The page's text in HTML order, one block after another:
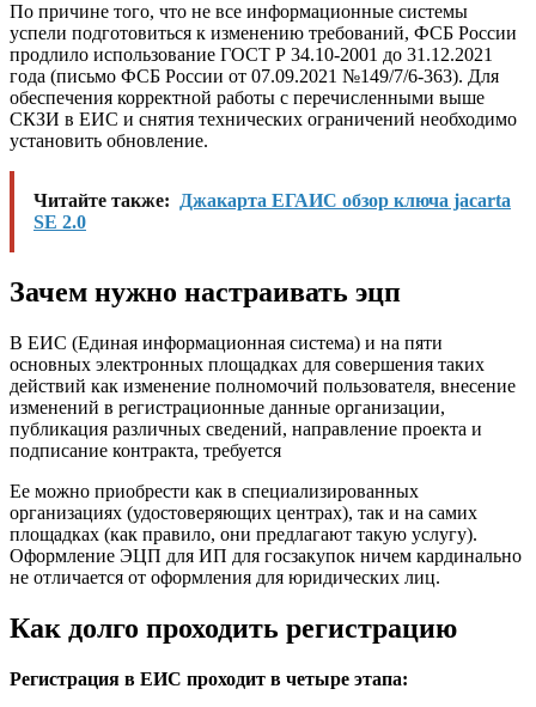
По причине того, что не все информационные системы
успели подготовиться к изменению требований, ФСБ России
продлило использование ГОСТ Р 34.10-2001 до 31.12.2021
года (письмо ФСБ России от 07.09.2021 №149/7/6-363). Для
обеспечения корректной работы с перечисленными выше
СКЗИ в ЕИС и снятия технических ограничений необходимо
установить обновление.
Читайте также:
Джакарта ЕГАИС обзор ключа jacarta
SE 2.0
Зачем нужно настраивать эцп
В ЕИС (Единая информационная система) и на пяти
основных электронных площадках для совершения таких
действий как изменение полномочий пользователя, внесение
изменений в регистрационные данные организации,
публикация различных сведений, направление проекта и
подписание контракта, требуется
Ее можно приобрести как в специализированных
организациях (удостоверяющих центрах), так и на самих
площадках (как правило, они предлагают такую услугу).
Оформление ЭЦП для ИП для госзакупок ничем кардинально
не отличается от оформления для юридических лиц.
Как долго проходить регистрацию
Регистрация в ЕИС проходит в четыре этапа: